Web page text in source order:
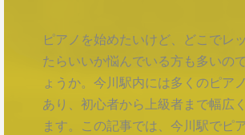
ピアノを始めたいけど、どこでレ
たらいいか悩んでいる方も多いの
ょうか。今川駅内には多くのピア
あり、初心者から上級者まで幅広
ます。この記事では、今川駅でピ